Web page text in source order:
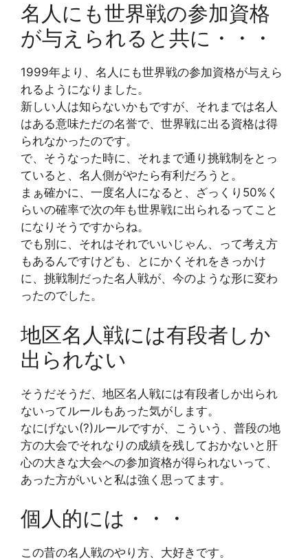
名人にも世界戦の参加資格
が与えられると共に・・・
1999年より、名人にも世界戦の参加資格が与えら
れるようになりました。
新しい人は知らないかもですが、それまでは名人
はある意味ただの名誉で、世界戦に出る資格は得
られなかったのです。
で、そうなった時に、それまで通り挑戦制をとっ
ていると、名人側がやたら有利だろうと。
まぁ確かに、一度名人になると、ざっくり50%く
らいの確率で次の年も世界戦に出られるってこと
になりそうですからね。
でも別に、それはそれでいいじゃん、って考え方
もあるんですけども、とにかくそれをきっかけ
に、挑戦制だった名人戦が、今のような形に変わ
ったのでした。
地区名人戦には有段者しか
出られない
そうだそうだ、地区名人戦には有段者しか出られ
ないってルールもあった気がします。
なにげない(?)ルールですが、こういう、普段の地
方の大会でそれなりの成績を残しておかないと肝
心の大きな大会への参加資格が得られないって、
あった方がいいと私は強く思ってます。
個人的には・・・
この昔の名人戦のやり方、大好きです。